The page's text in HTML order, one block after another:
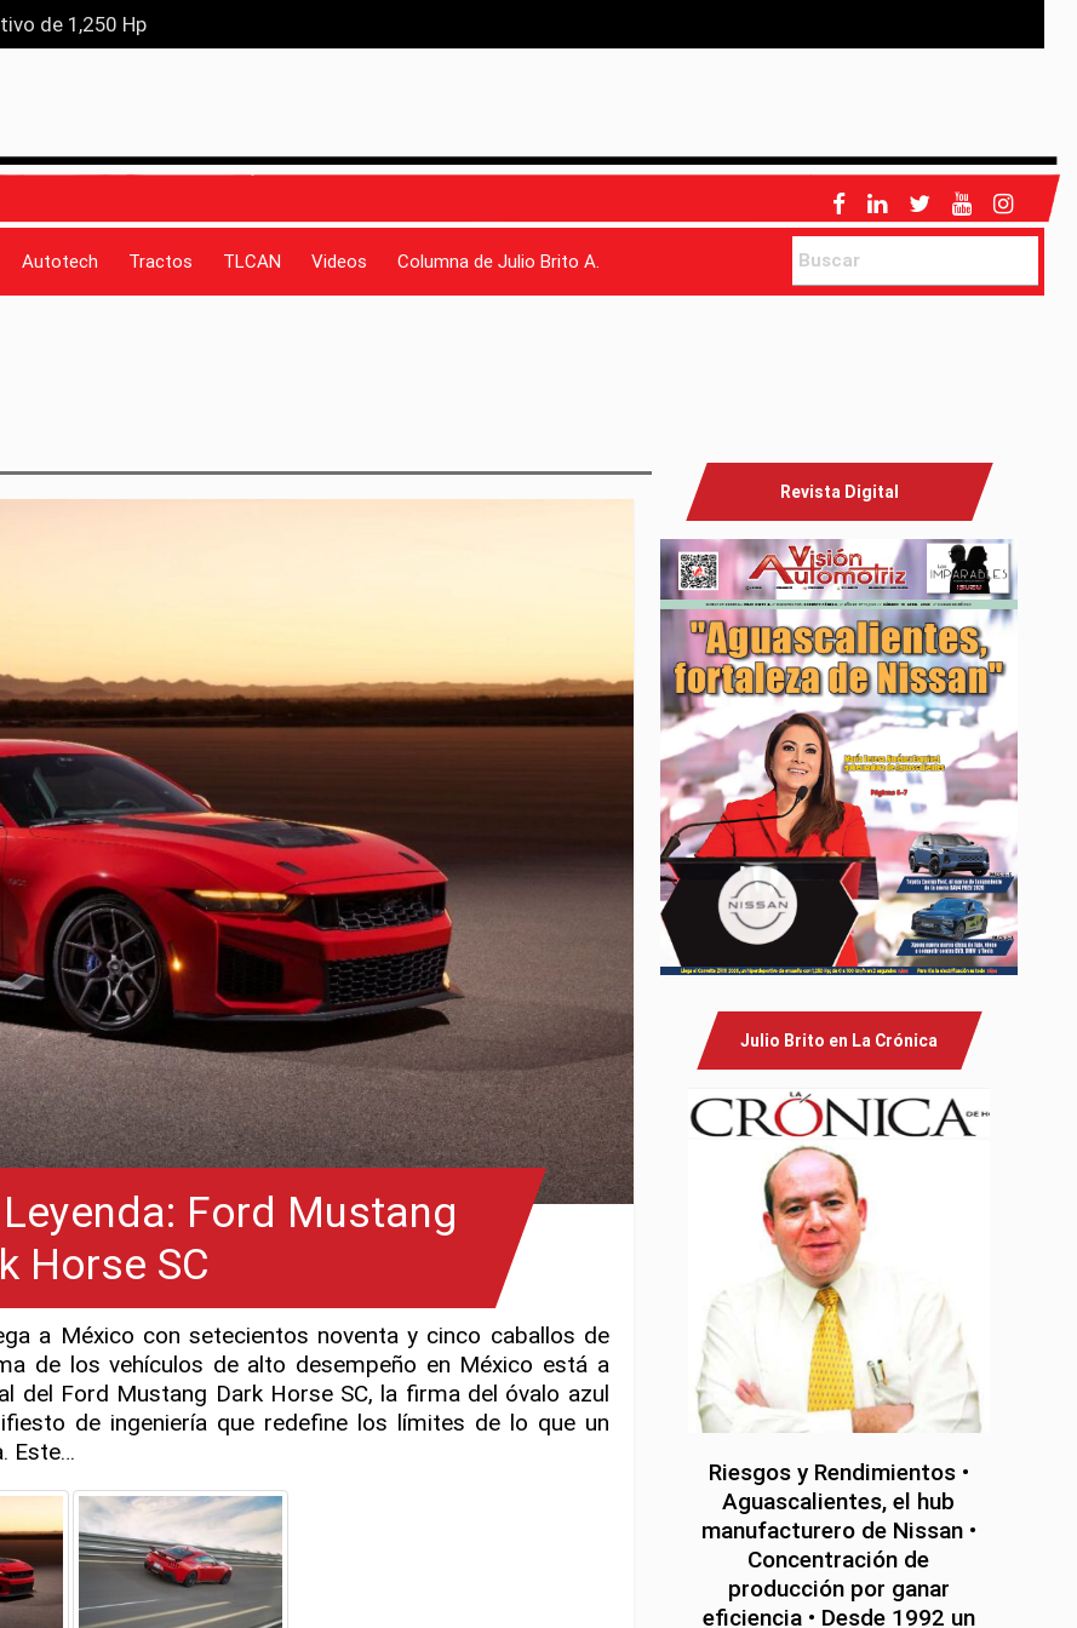
de 1,250 Hp
sin límites
estrategia global
Mustang Dark Horse SC
60 años de historia
Autotech Tractos TLCAN Videos Columna de Julio Brito A.
Ford Mustang
Horse SC
a México con setecientos noventa y cinco caballos de
los vehículos de alto desempeño en México está a
del Ford Mustang Dark Horse SC, la firma del óvalo azul
de ingeniería que redefine los límites de lo que un
Este…
Revista Digital
Julio Brito en La Crónica
Riesgos y Rendimientos •
Aguascalientes, el hub
manufacturero de Nissan •
Concentración de
producción por ganar
eficiencia • Desde 1992 un